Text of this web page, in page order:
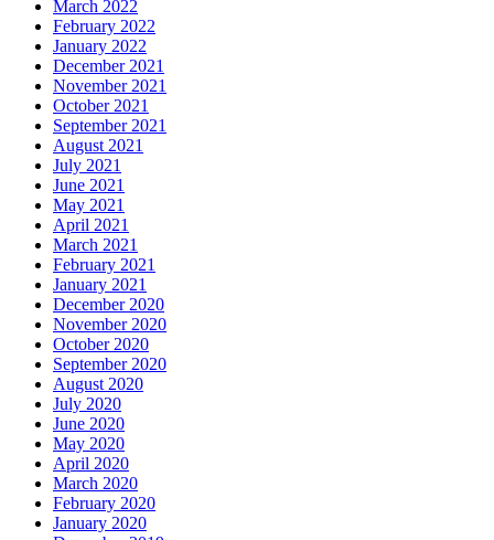
March 2022
February 2022
January 2022
December 2021
November 2021
October 2021
September 2021
August 2021
July 2021
June 2021
May 2021
April 2021
March 2021
February 2021
January 2021
December 2020
November 2020
October 2020
September 2020
August 2020
July 2020
June 2020
May 2020
April 2020
March 2020
February 2020
January 2020